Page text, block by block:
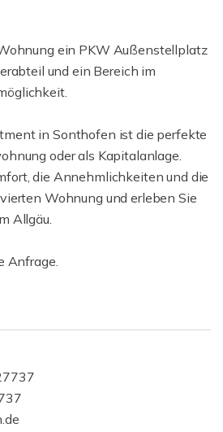
ein PKW Außenstellplatz
und ein Bereich im
in Sonthofen ist die perfekte
oder als Kapitalanlage.
die Annehmlichkeiten und die
Wohnung und erleben Sie
Allgäu.
Anfrage.